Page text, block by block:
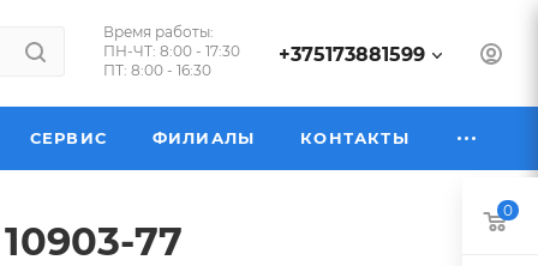
Время работы:
ПН-ЧТ: 8:00 - 17:30
ПТ: 8:00 - 16:30
+375173881599
СЕРВИС ФИЛИАЛЫ КОНТАКТЫ
77
0